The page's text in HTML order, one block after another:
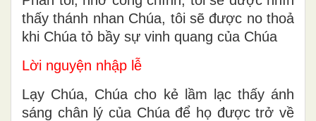
thấy thánh nhan Chúa, tôi sẽ được no thoả
khi Chúa tỏ bầy sự vinh quang của Chúa
Lời nguyện nhập lễ
Lạy Chúa, Chúa cho kẻ lầm lạc thấy ánh
sáng chân lý của Chúa để họ được trở về